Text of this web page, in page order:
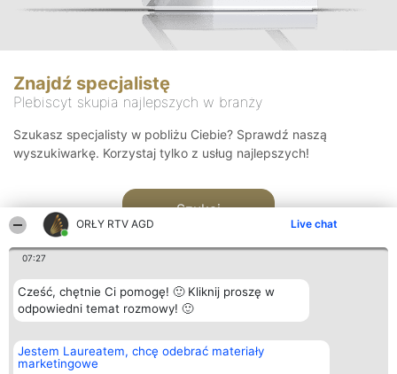
ORŁY RTV AGD Live chat
07:27
Cześć, chętnie Ci pomogę! 🙂 Kliknij proszę w
odpowiedni temat rozmowy! 🙂
Jestem Laureatem, chcę odebrać materiały
marketingowe
Znajdź specjalistę
Plebiscyt skupia najlepszych w branży
Szukasz specjalisty w pobliżu Ciebie? Sprawdź naszą
wyszukiwarkę. Korzystaj tylko z usług najlepszych!
Szukaj
Organizator plebiscytu
Bright Side Solutions sp. z o.
o. sp. k.
Plebiscyt
Laureaci
Kontakt
Kontakt